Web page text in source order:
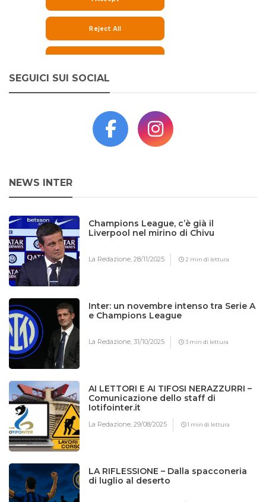
SEGUICI SUI SOCIAL
NEWS INTER
Champions League, c’è già il
Liverpool nel mirino di Chivu
La Redazione,28/11/2025 2 min di lettura
Inter: un novembre intenso tra Serie A
e Champions League
La Redazione,31/10/2025 3 min di lettura
AI LETTORI E AI TIFOSI NERAZZURRI –
Comunicazione dello staff di
Iotifointer.it
La Redazione,29/08/2025 1 min di lettura
LA RIFLESSIONE – Dalla spacconeria
di luglio al deserto